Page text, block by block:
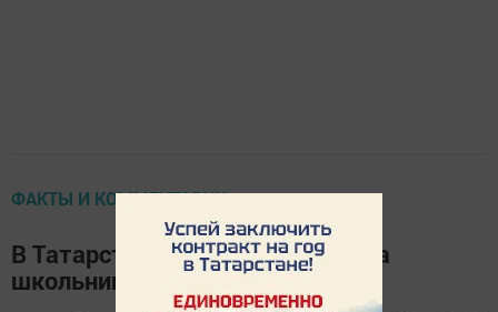
ФАКТЫ И КОММЕНТАРИИ
В Татарстане в бассейне утонула
школьница